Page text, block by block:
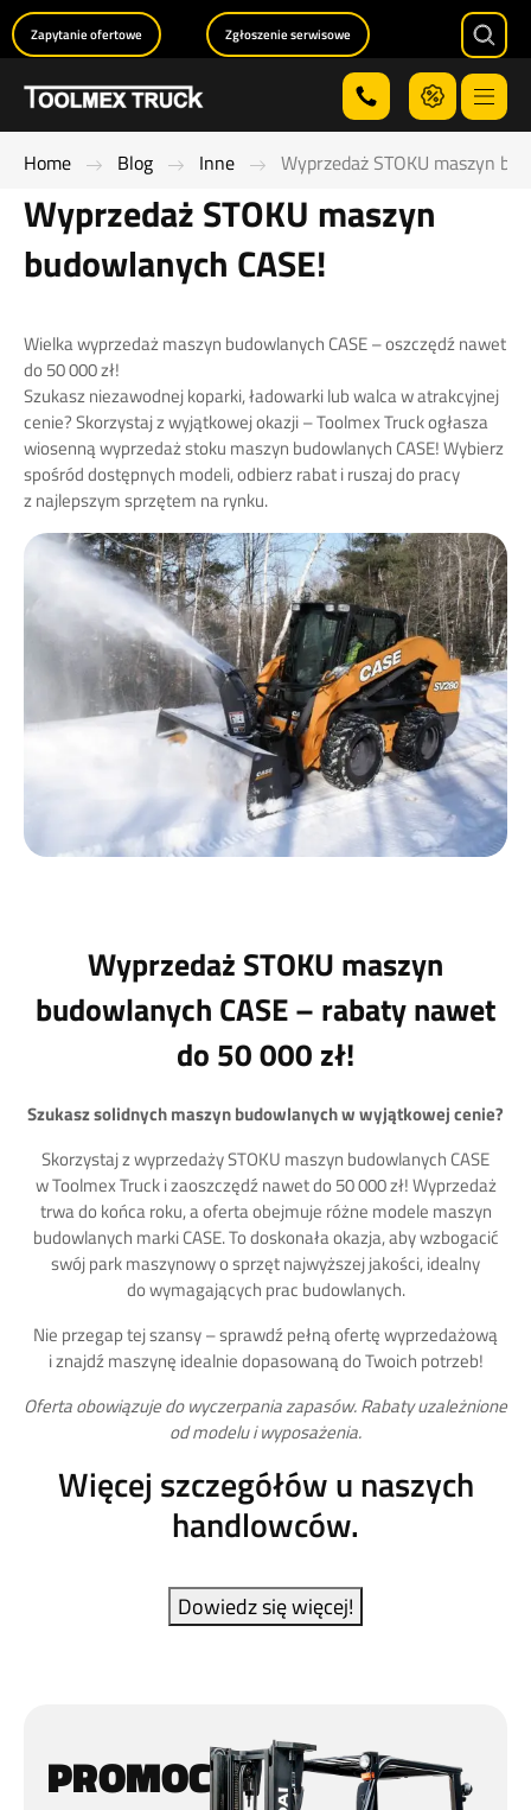
Menu
Zapytanie ofertowe Zgłoszenie serwisowe
Home Blog Inne Wyprzedaż STOKU maszyn
Wyprzedaż STOKU maszyn
budowlanych CASE!
Wielka wyprzedaż maszyn budowlanych CASE – oszczędź nawet
do 50 000 zł!
Szukasz niezawodnej koparki, ładowarki lub walca w atrakcyjnej
cenie? Skorzystaj z wyjątkowej okazji – Toolmex Truck ogłasza
wiosenną wyprzedaż stoku maszyn budowlanych CASE! Wybierz
spośród dostępnych modeli, odbierz rabat i ruszaj do pracy
z najlepszym sprzętem na rynku.
Wyprzedaż STOKU maszyn
budowlanych CASE – rabaty nawet
do 50 000 zł!
Szukasz solidnych maszyn budowlanych w wyjątkowej cenie?
Skorzystaj z wyprzedaży STOKU maszyn budowlanych CASE
w Toolmex Truck i zaoszczędź nawet do 50 000 zł! Wyprzedaż
trwa do końca roku, a oferta obejmuje różne modele maszyn
budowlanych marki CASE. To doskonała okazja, aby wzbogacić
swój park maszynowy o sprzęt najwyższej jakości, idealny
do wymagających prac budowlanych.
Nie przegap tej szansy – sprawdź pełną ofertę wyprzedażową
i znajdź maszynę idealnie dopasowaną do Twoich potrzeb!
Oferta obowiązuje do wyczerpania zapasów. Rabaty uzależnione
od modelu i wyposażenia.
Więcej szczegółów u naszych
handlowców.
Dowiedz się więcej!
PROMOCJA